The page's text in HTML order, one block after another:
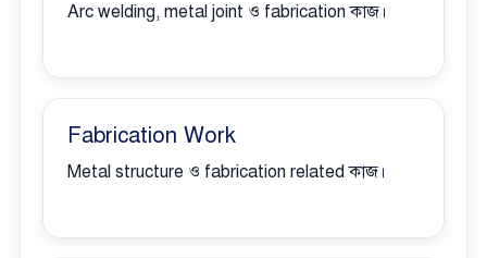
Arc welding, metal joint ও fabrication কাজ।
Fabrication Work
Metal structure ও fabrication related কাজ।